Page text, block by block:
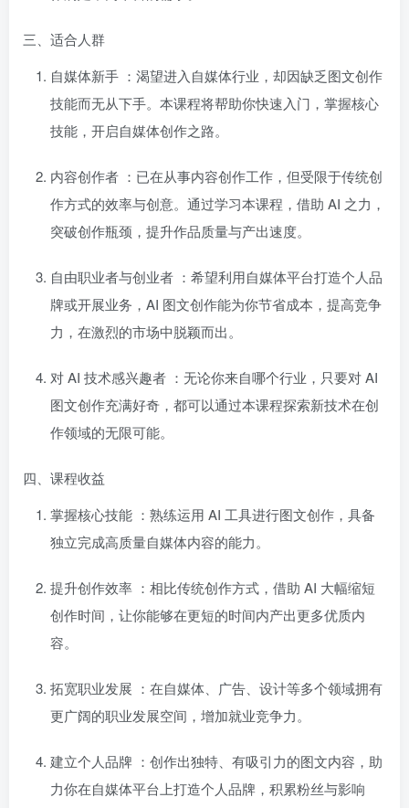
三、适合人群
自媒体新手 ：渴望进入自媒体行业，却因缺乏图文创作
技能而无从下手。本课程将帮助你快速入门，掌握核心
技能，开启自媒体创作之路。
内容创作者 ：已在从事内容创作工作，但受限于传统创
作方式的效率与创意。通过学习本课程，借助 AI 之力，
突破创作瓶颈，提升作品质量与产出速度。
自由职业者与创业者 ：希望利用自媒体平台打造个人品
牌或开展业务，AI 图文创作能为你节省成本，提高竞争
力，在激烈的市场中脱颖而出。
对 AI 技术感兴趣者 ：无论你来自哪个行业，只要对 AI
图文创作充满好奇，都可以通过本课程探索新技术在创
作领域的无限可能。
四、课程收益
掌握核心技能 ：熟练运用 AI 工具进行图文创作，具备
独立完成高质量自媒体内容的能力。
提升创作效率 ：相比传统创作方式，借助 AI 大幅缩短
创作时间，让你能够在更短的时间内产出更多优质内
容。
拓宽职业发展 ：在自媒体、广告、设计等多个领域拥有
更广阔的职业发展空间，增加就业竞争力。
建立个人品牌 ：创作出独特、有吸引力的图文内容，助
力你在自媒体平台上打造个人品牌，积累粉丝与影响